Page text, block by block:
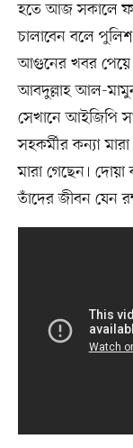
হতে আজ সকালে
চালাবেন বলে পুলিশ
আগুনের খবর পেয়ে
আবদুল্লাহ আল-
সেখানে আইজিপি
সহকর্মীর কন্যা
মারা গেছেন।
তাঁদের জীবন যেন